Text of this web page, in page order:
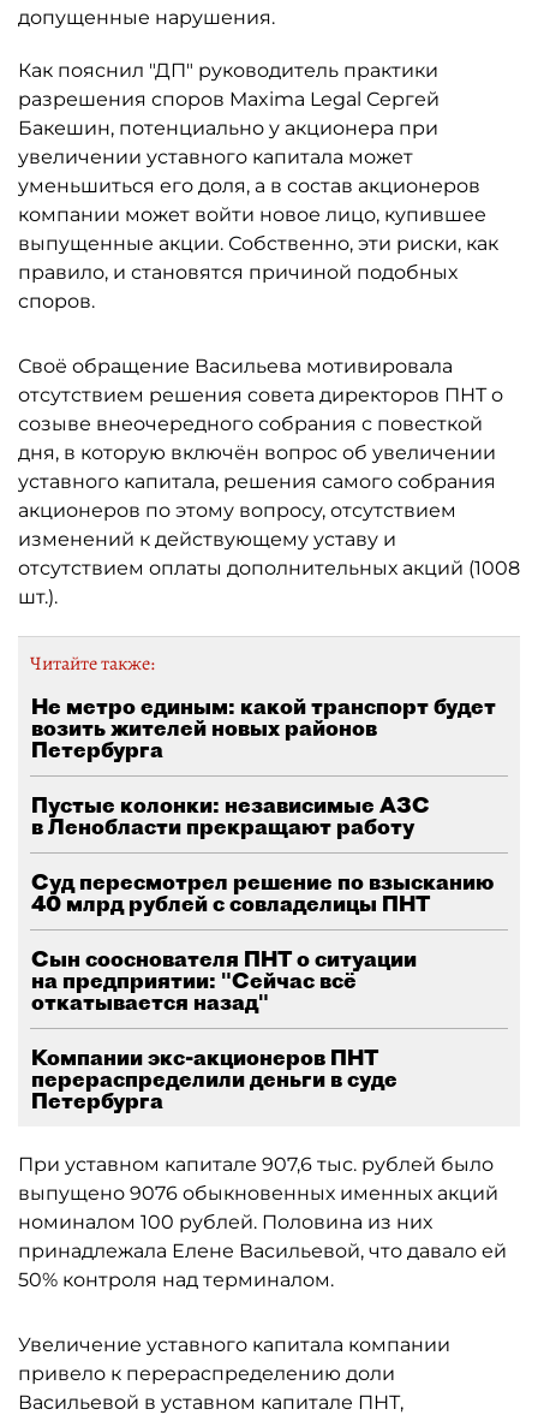
допущенные нарушения.
Как пояснил "ДП" руководитель практики
разрешения споров Maxima Legal Сергей
Бакешин, потенциально у акционера при
увеличении уставного капитала может
уменьшиться его доля, а в состав акционеров
компании может войти новое лицо, купившее
выпущенные акции. Собственно, эти риски, как
правило, и становятся причиной подобных
споров.
Своё обращение Васильева мотивировала
отсутствием решения совета директоров ПНТ о
созыве внеочередного собрания с повесткой
дня, в которую включён вопрос об увеличении
уставного капитала, решения самого собрания
акционеров по этому вопросу, отсутствием
изменений к действующему уставу и
отсутствием оплаты дополнительных акций (1008
шт.).
Читайте также:
Не метро единым: какой транспорт будет
возить жителей новых районов
Петербурга
Пустые колонки: независимые АЗС
в Ленобласти прекращают работу
Суд пересмотрел решение по взысканию
40 млрд рублей с совладелицы ПНТ
Сын сооснователя ПНТ о ситуации
на предприятии: "Сейчас всё
откатывается назад"
Компании экс-акционеров ПНТ
перераспределили деньги в суде
Петербурга
При уставном капитале 907,6 тыс. рублей было
выпущено 9076 обыкновенных именных акций
номиналом 100 рублей. Половина из них
принадлежала Елене Васильевой, что давало ей
50% контроля над терминалом.
Увеличение уставного капитала компании
привело к перераспределению доли
Васильевой в уставном капитале ПНТ,